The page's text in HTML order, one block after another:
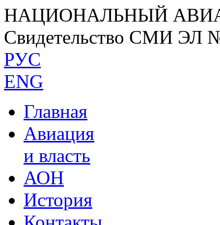
НАЦИОНАЛЬНЫЙ
Свидетельство СМИ ЭЛ
РУС
ENG
Главная
Авиация
и власть
АОН
История